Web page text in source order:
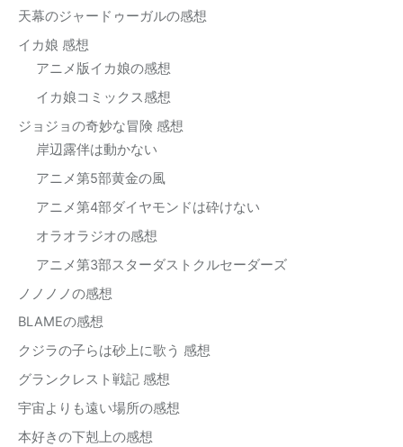
天幕のジャードゥーガルの感想
イカ娘 感想
アニメ版イカ娘の感想
イカ娘コミックス感想
ジョジョの奇妙な冒険 感想
岸辺露伴は動かない
アニメ第5部黄金の風
アニメ第4部ダイヤモンドは砕けない
オラオラジオの感想
アニメ第3部スターダストクルセーダーズ
ノノノノの感想
BLAMEの感想
クジラの子らは砂上に歌う 感想
グランクレスト戦記 感想
宇宙よりも遠い場所の感想
本好きの下剋上の感想